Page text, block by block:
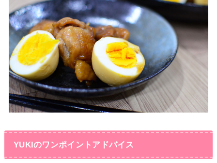
YUKIのワンポイントアドバイス